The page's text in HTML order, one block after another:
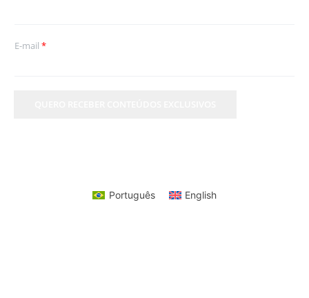
E-mail *
Português English